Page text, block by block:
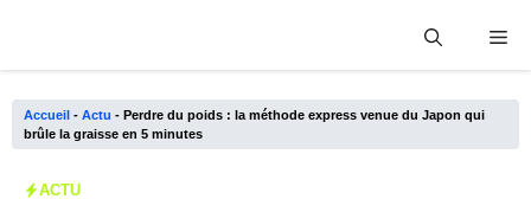
Accueil - Actu - Perdre du poids : la méthode express venue du Japon qui
brûle la graisse en 5 minutes
ACTU